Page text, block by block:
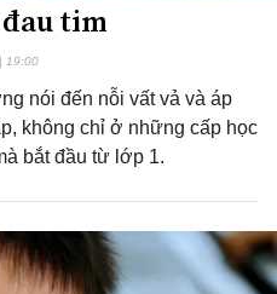
tim
19:00
nói đến nỗi vất vả và áp
không chỉ ở những cấp học
bắt đầu từ lớp 1.